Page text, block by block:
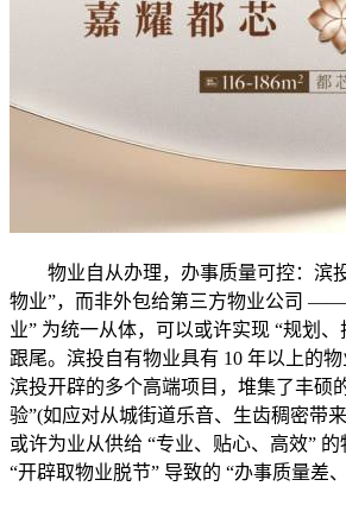
物业自从办理，办事质量可控：滨
物业”，而非外包给第三方物业公司
业” 为统一从体，可以或许实现 “规划
跟尾。滨投自有物业具有 10 年以上的
滨投开辟的多个高端项目，堆集了丰硕
验”(如应对从城街道乐音、生齿稠密带
或许为业从供给 “专业、贴心、高效”
“开辟取物业脱节” 导致的 “办事质量差